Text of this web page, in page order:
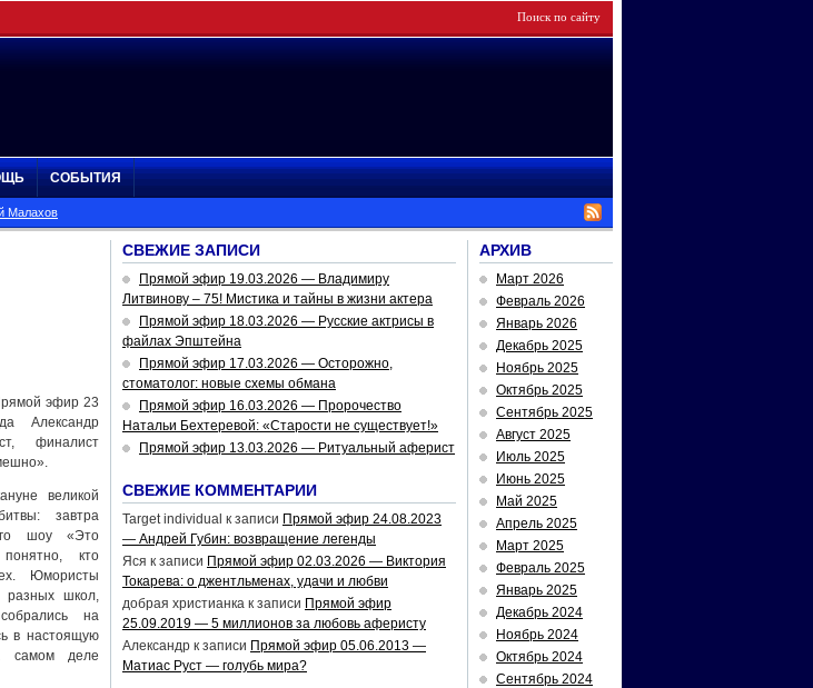
СОБЫТИЯ
Малахов
эфир 23
Александр
финалист
великой
завтра
шоу «Это
кто
Юмористы
разных школ,
на
в настоящую
самом деле
СВЕЖИЕ ЗАПИСИ
Прямой эфир 19.03.2026 — Владимиру
Литвинову – 75! Мистика и тайны в жизни актера
Прямой эфир 18.03.2026 — Русские актрисы в
файлах Эпштейна
Прямой эфир 17.03.2026 — Осторожно,
стоматолог: новые схемы обмана
Прямой эфир 16.03.2026 — Пророчество
Натальи Бехтеревой: «Старости не существует!»
Прямой эфир 13.03.2026 — Ритуальный аферист
СВЕЖИЕ КОММЕНТАРИИ
Target individual к записи Прямой эфир 24.08.2023
— Андрей Губин: возвращение легенды
Яся к записи Прямой эфир 02.03.2026 — Виктория
Токарева: о джентльменах, удачи и любви
добрая христианка к записи Прямой эфир
25.09.2019 — 5 миллионов за любовь аферисту
Александр к записи Прямой эфир 05.06.2013 —
Матиас Руст — голубь мира?
АРХИВ
Март 2026
Февраль 2026
Январь 2026
Декабрь 2025
Ноябрь 2025
Октябрь 2025
Сентябрь 2025
Август 2025
Июль 2025
Июнь 2025
Май 2025
Апрель 2025
Март 2025
Февраль 2025
Январь 2025
Декабрь 2024
Ноябрь 2024
Октябрь 2024
Сентябрь 2024